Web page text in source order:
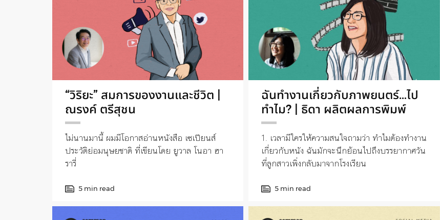
“วิริยะ” สมการของงานและชีวิต |
ณรงค์ ตรีสุชน
ไม่นานมานี้ ผมมีโอกาสอ่านหนังสือ เซเปียนส์
ประวัติย่อมนุษยชาติ ที่เขียนโดย ยูวาล โนอา ฮา
รารี่
5 min read
ฉันทำงานเกี่ยวกับภาพยนตร์…ไป
ทำไม? | ธิดา ผลิตผลการพิมพ์
1. เวลามีใครให้ความสนใจถามว่า ทำไมต้องทำงาน
เกี่ยวกับหนัง ฉันมักจะนึกย้อนไปถึงบรรยากาศวัน
ที่ลูกสาวเพิ่งกลับมาจากโรงเรียน
5 min read